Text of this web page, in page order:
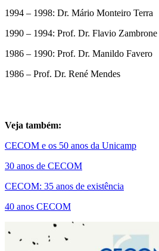
1994 – 1998: Dr. Mário Monteiro Terra
1990 – 1994: Prof. Dr. Flavio Zambrone
1986 – 1990: Prof. Dr. Manildo Favero
1986 – Prof. Dr. René Mendes
Veja também:
CECOM e os 50 anos da Unicamp
30 anos de CECOM
CECOM: 35 anos de existência
40 anos CECOM